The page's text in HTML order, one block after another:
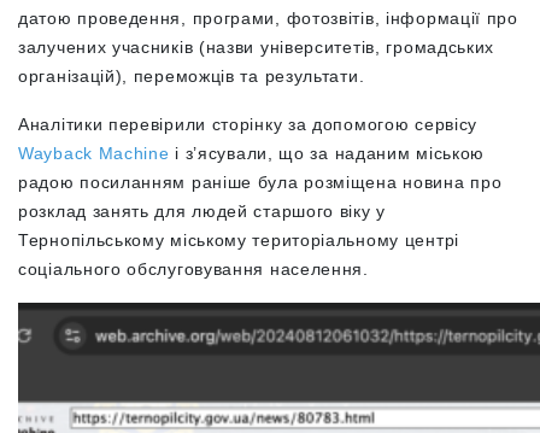
датою проведення, програми, фотозвітів, інформації про
залучених учасників (назви університетів, громадських
організацій), переможців та результати.
Аналітики перевірили сторінку за допомогою сервісу
Wayback Machine і з’ясували, що за наданим міською
радою посиланням раніше була розміщена новина про
розклад занять для людей старшого віку у
Тернопільському міському територіальному центрі
соціального обслуговування населення.